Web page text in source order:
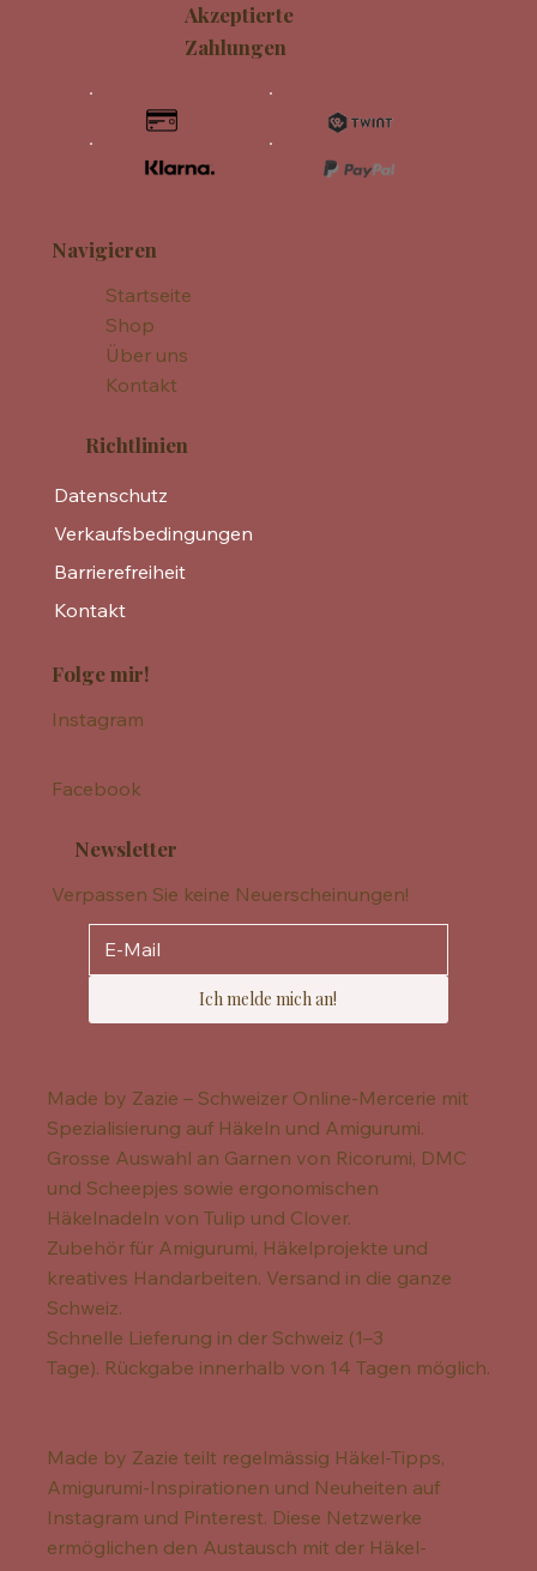
Navigieren
Startseite
Shop
Über uns
Kontakt
Richtlinien
Datenschutz
Verkaufsbedingungen
Barrierefreiheit
Kontakt
Folge mir!
Instagram
Facebook
Newsletter
Verpassen Sie keine Neuerscheinungen!
Ich melde mich an!
Made by Zazie – Schweizer Online-Mercerie mit
Spezialisierung auf Häkeln und Amigurumi.
Grosse Auswahl an Garnen von Ricorumi, DMC
und Scheepjes sowie ergonomischen
Häkelnadeln von Tulip und Clover.
Zubehör für Amigurumi, Häkelprojekte und
kreatives Handarbeiten. Versand in die ganze
Schweiz.
Schnelle Lieferung in der Schweiz (1–3
Tage). Rückgabe innerhalb von 14 Tagen möglich.
Made by Zazie teilt regelmässig Häkel-Tipps,
Amigurumi-Inspirationen und Neuheiten auf
Instagram und Pinterest. Diese Netzwerke
ermöglichen den Austausch mit der Häkel-
Akzeptierte
Zahlungen